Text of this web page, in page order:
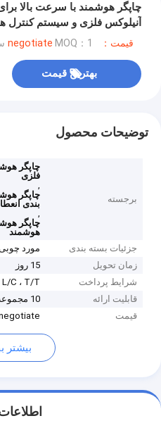
چاپگر هوشمند با سرعت بالا
آنیلوکس فلزی و سیستم کنترل
انعطاف پذیر استفاده شد.
قیمت：negotiate MOQ：1 ست
بهترین قیمت
توضیحات محصول
برجسته
چاپگر
فلزی
,
چاپگر
بندی
,
چاپگر
هوشمند
جزئیات بسته بندی
مورد
زمان تحویل
15 روز
شرایط پرداخت
L/C ، T/T
قابلیت ارائه
10 مجموعه در ماه
قیمت
بیشتر